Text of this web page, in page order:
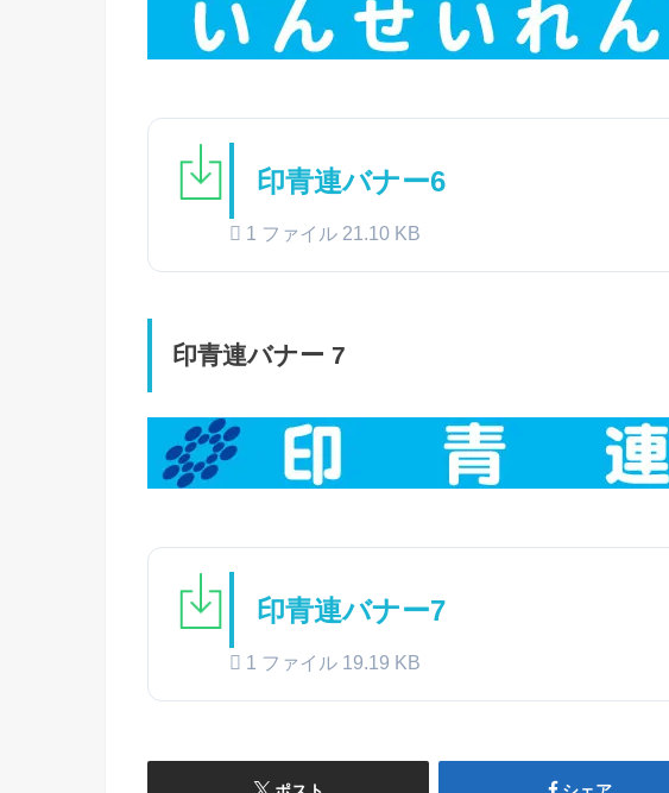
印青連バナー6
1 ファイル 21.10 KB
印青連バナー 7
印青連バナー7
1 ファイル 19.19 KB